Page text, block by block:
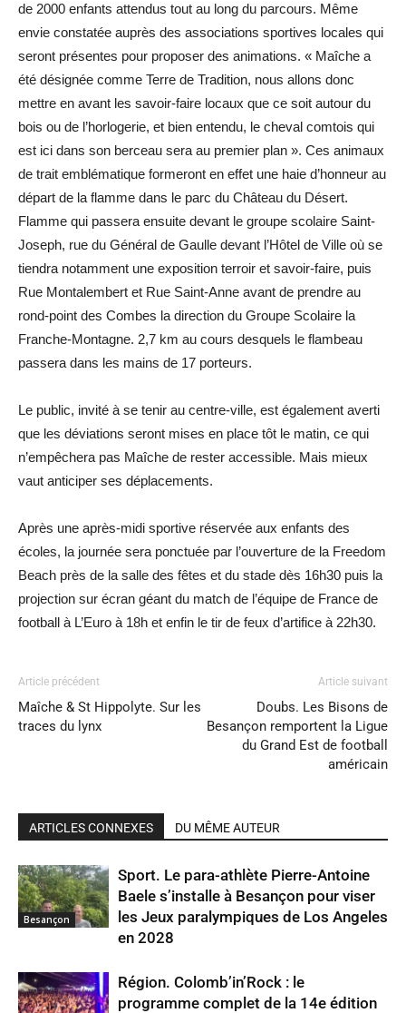
de 2000 enfants attendus tout au long du parcours. Même
envie constatée auprès des associations sportives locales qui
seront présentes pour proposer des animations. « Maîche a
été désignée comme Terre de Tradition, nous allons donc
mettre en avant les savoir-faire locaux que ce soit autour du
bois ou de l’horlogerie, et bien entendu, le cheval comtois qui
est ici dans son berceau sera au premier plan ». Ces animaux
de trait emblématique formeront en effet une haie d’honneur au
départ de la flamme dans le parc du Château du Désert.
Flamme qui passera ensuite devant le groupe scolaire Saint-
Joseph, rue du Général de Gaulle devant l’Hôtel de Ville où se
tiendra notamment une exposition terroir et savoir-faire, puis
Rue Montalembert et Rue Saint-Anne avant de prendre au
rond-point des Combes la direction du Groupe Scolaire la
Franche-Montagne. 2,7 km au cours desquels le flambeau
passera dans les mains de 17 porteurs.
Le public, invité à se tenir au centre-ville, est également averti
que les déviations seront mises en place tôt le matin, ce qui
n’empêchera pas Maîche de rester accessible. Mais mieux
vaut anticiper ses déplacements.
Après une après-midi sportive réservée aux enfants des
écoles, la journée sera ponctuée par l’ouverture de la Freedom
Beach près de la salle des fêtes et du stade dès 16h30 puis la
projection sur écran géant du match de l’équipe de France de
football à L’Euro à 18h et enfin le tir de feux d’artifice à 22h30.
Article précédent
Maîche & St Hippolyte. Sur les
traces du lynx
Article suivant
Doubs. Les Bisons de
Besançon remportent la Ligue
du Grand Est de football
américain
ARTICLES CONNEXES DU MÊME AUTEUR
Besançon
Sport. Le para-athlète Pierre-Antoine
Baele s’installe à Besançon pour viser
les Jeux paralympiques de Los Angeles
en 2028
Région. Colomb’in’Rock : le
programme complet de la 14e édition